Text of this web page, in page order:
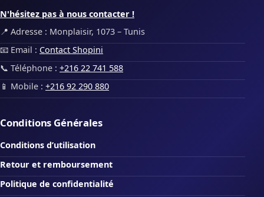
N'hésitez pas à nous contacter !
📍 Adresse : Monplaisir, 1073 – Tunis
📧 Email : Contact Shopini
📞 Téléphone : +216 22 741 588
📱 Mobile : +216 92 290 880
Conditions Générales
Conditions d’utilisation
Retour et remboursement
Politique de confidentialité